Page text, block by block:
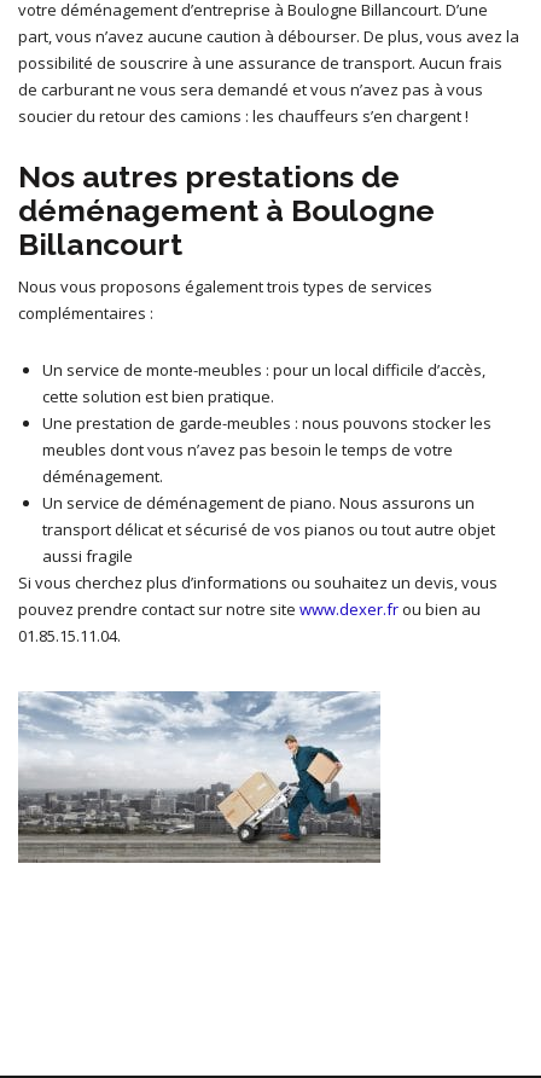
votre déménagement d’entreprise à Boulogne Billancourt. D’une
part, vous n’avez aucune caution à débourser. De plus, vous avez la
possibilité de souscrire à une assurance de transport. Aucun frais
de carburant ne vous sera demandé et vous n’avez pas à vous
soucier du retour des camions : les chauffeurs s’en chargent !
Nos autres prestations de
déménagement à Boulogne
Billancourt
Nous vous proposons également trois types de services
complémentaires :
Un service de monte-meubles : pour un local difficile d’accès,
cette solution est bien pratique.
Une prestation de garde-meubles : nous pouvons stocker les
meubles dont vous n’avez pas besoin le temps de votre
déménagement.
Un service de déménagement de piano. Nous assurons un
transport délicat et sécurisé de vos pianos ou tout autre objet
aussi fragile
Si vous cherchez plus d’informations ou souhaitez un devis, vous
pouvez prendre contact sur notre site www.dexer.frou bien au
01.85.15.11.04.